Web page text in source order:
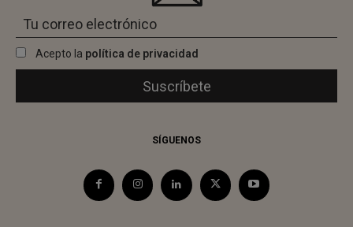
Acepto la política de privacidad
SÍGUENOS